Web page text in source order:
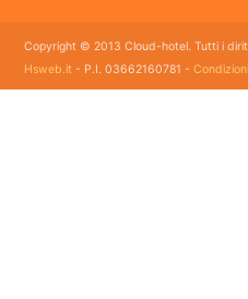
Copyright © 2013 Cloud-hotel. Tutti i
Hsweb.it - P.I. 03662160781 -Condizioni